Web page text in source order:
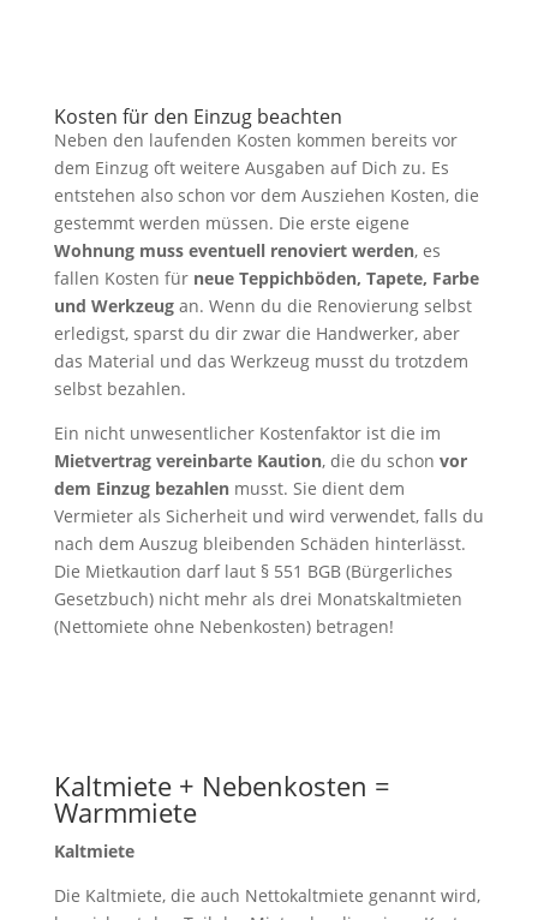
Kosten für den Einzug beachten
Neben den laufenden Kosten kommen bereits vor
dem Einzug oft weitere Ausgaben auf Dich zu. Es
entstehen also schon vor dem Ausziehen Kosten, die
gestemmt werden müssen. Die erste eigene
Wohnung muss eventuell renoviert werden, es
fallen Kosten für neue Teppichböden, Tapete, Farbe
und Werkzeugan. Wenn du die Renovierung selbst
erledigst, sparst du dir zwar die Handwerker, aber
das Material und das Werkzeug musst du trotzdem
selbst bezahlen.
Ein nicht unwesentlicher Kostenfaktor ist die im
Mietvertrag vereinbarte Kaution, die du schon vor
dem Einzug bezahlenmusst. Sie dient dem
Vermieter als Sicherheit und wird verwendet, falls du
nach dem Auszug bleibenden Schäden hinterlässt.
Die Mietkaution darf laut § 551 BGB (Bürgerliches
Gesetzbuch) nicht mehr als drei Monatskaltmieten
(Nettomiete ohne Nebenkosten) betragen!
Kaltmiete + Nebenkosten =
Warmmiete
Kaltmiete
Die Kaltmiete, die auch Nettokaltmiete genannt wird,